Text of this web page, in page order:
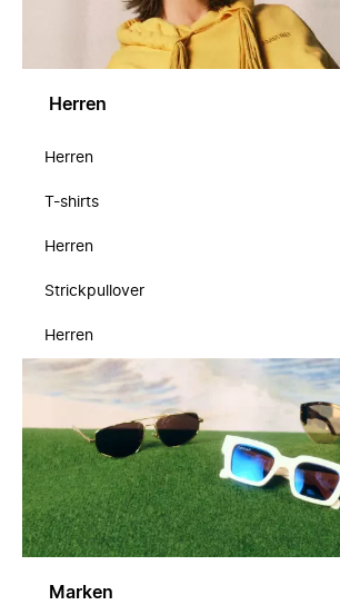
Herren
Herren
T-shirts
Herren
Strickpullover
Herren
Marken